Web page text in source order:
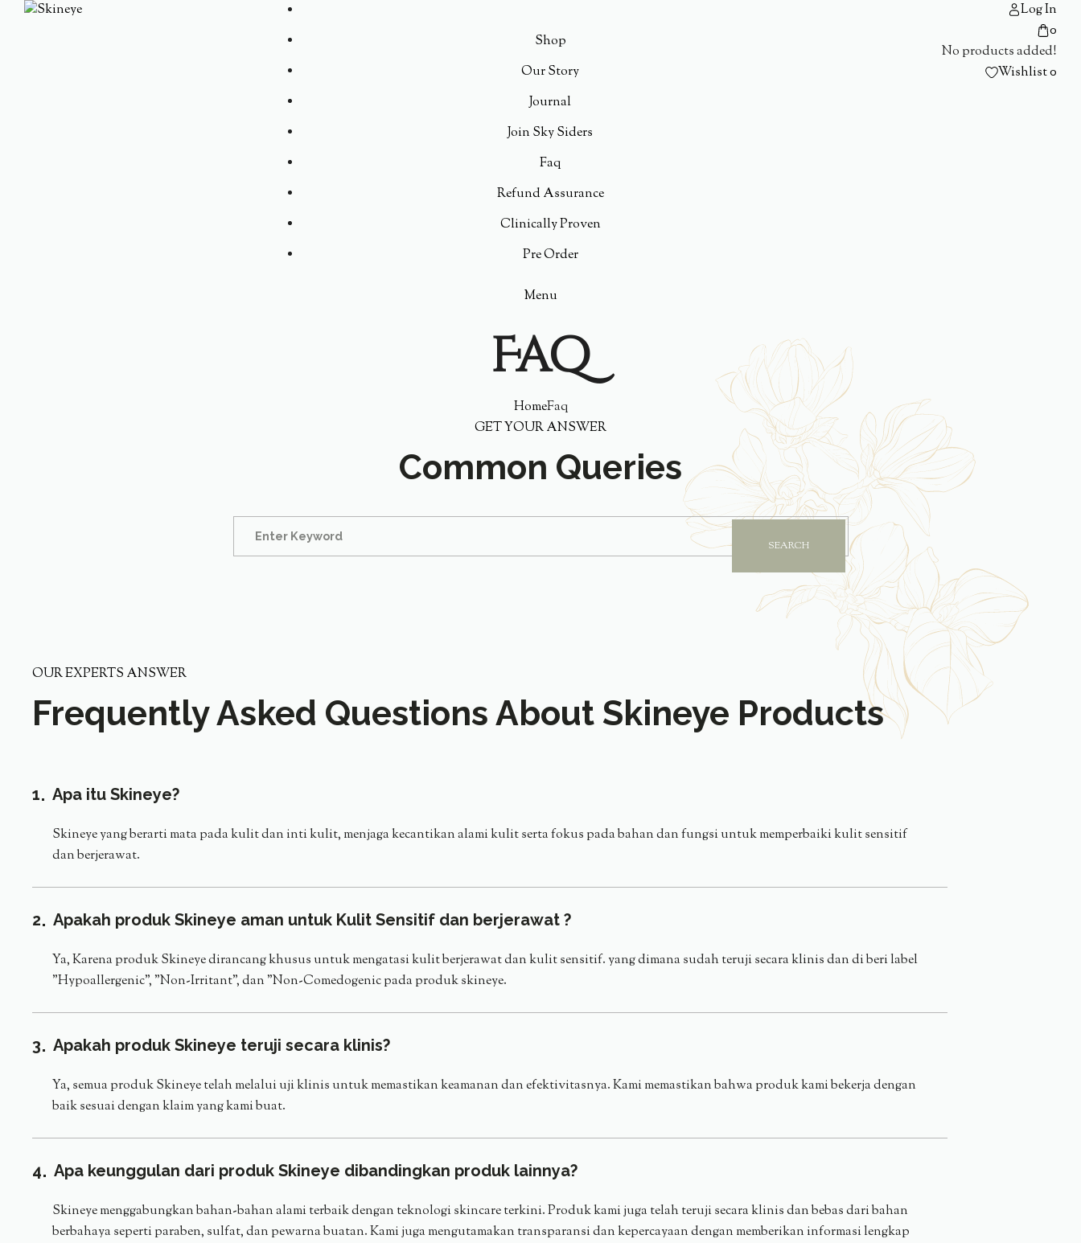
Shop
Our Story
Journal
Join Sky Siders
Faq
Refund Assurance
Clinically Proven
Pre Order
Menu
Log In
0
No products added!
Wishlist0
Faq
HomeFaq
GET YOUR ANSWER
Common Queries
OUR EXPERTS ANSWER
Frequently Asked Questions About Skineye Products
1 Apa itu Skineye?
Skineye yang berarti mata pada kulit dan inti kulit, menjaga kecantikan alami kulit serta fokus pada bahan dan fungsi untuk memperbaiki kulit sensitif
dan berjerawat.
2 Apakah produk Skineye aman untuk Kulit Sensitif dan berjerawat ?
Ya, Karena produk Skineye dirancang khusus untuk mengatasi kulit berjerawat dan kulit sensitif. yang dimana sudah teruji secara klinis dan di beri label
"Hypoallergenic", "Non-Irritant", dan "Non-Comedogenic pada produk skineye.
3 Apakah produk Skineye teruji secara klinis?
Ya, semua produk Skineye telah melalui uji klinis untuk memastikan keamanan dan efektivitasnya. Kami memastikan bahwa produk kami bekerja dengan
baik sesuai dengan klaim yang kami buat.
4 Apa keunggulan dari produk Skineye dibandingkan produk lainnya?
Skineye menggabungkan bahan-bahan alami terbaik dengan teknologi skincare terkini. Produk kami juga telah teruji secara klinis dan bebas dari bahan
berbahaya seperti paraben, sulfat, dan pewarna buatan. Kami juga mengutamakan transparansi dan kepercayaan dengan memberikan informasi lengkap